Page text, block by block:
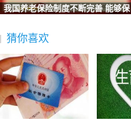
宜宾三江新区两家单位荣获“全国
2025“社会保障卡惠享淄博行”消
德生科技：公司研发完成了社会
社保不够最低缴费年限怎么办？
社保并入税务,社保并入税务局缴
社保规定医疗保险买什么,社保规
我国养老保险制度不断完善 能够保
猜你喜欢